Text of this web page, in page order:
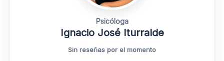
Psicóloga
Ignacio José Iturralde
Sin reseñas por el momento